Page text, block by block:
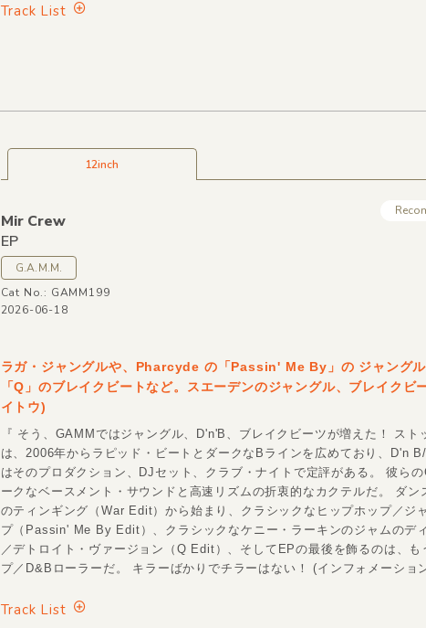
Track List
12inch
Mir Crew
EP
G.A.M.M.
Cat No.: GAMM199
2026-06-18
ラガ・ジャングルや、Pharcyde の「Passin' Me By」の ジャング
「Q」のブレイクビートなど。スエーデンのジャングル、ブレイク
イトウ)
『 そう、GAMMではジャングル、D'n'B、ブレイクビーツが増えた！ スト
は、2006年からラピッド・ビートとダークなBラインを広めており、D'n
はそのプロダクション、DJセット、クラブ・ナイトで定評がある。 彼ら
ークなベースメント・サウンドと高速リズムの折衷的なカクテルだ。 ダン
のティンギング（War Edit）から始まり、クラシックなヒップホップ／ジ
プ（Passin' Me By Edit）、クラシックなケニー・ラーキンのジャムのデ
／デトロイト・ヴァージョン（Q Edit）、そしてEPの最後を飾るのは、も
プ／D&Bローラーだ。 キラーばかりでチラーはない！ (インフォメーショ
Track List